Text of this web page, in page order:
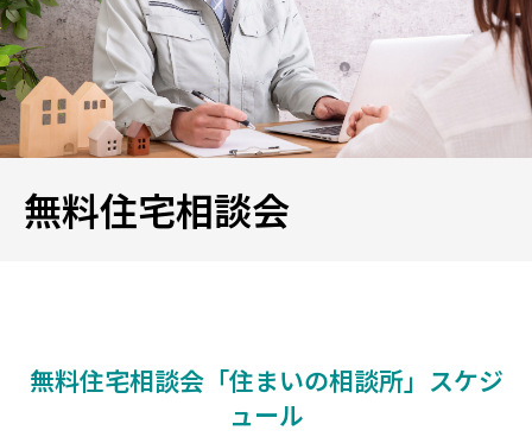
無料住宅相談会
無料住宅相談会「住まいの相談所」スケジ
ュール